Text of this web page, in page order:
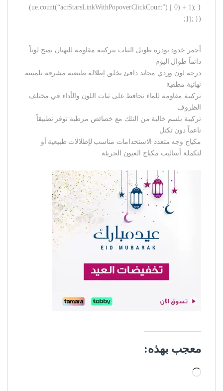
(ue.count(“acrStarsLinkWithPopoverClickCount”) || 0) + 1); }
}); });
أحمر خدود بودرة طويل الثبات بتركيبة مقاومة للبهتان يمنح لوناً
دائماً طوال اليوم
درجة لون وردي محايد دافئ يخلق إطلالة طبيعية مشرقة بلمسة
نهائية مطفية
تركيبة مقاومة للماء تحافظ على ثبات اللون والأداء في مختلف
الظروف
تركيبة بلسم خالية من التلك مع خصائص مرطبة توفر تطبيقاً
ناعماً دون تكتل
مكياج وجه متعدد الاستخدامات مناسب لإطلالات طبيعية أو
لتكملة أساليب مكياج العيون الجريئة
معجب بهذه:
جاري التحميل…